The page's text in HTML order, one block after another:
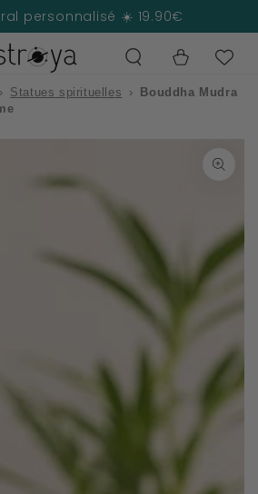
personnalisé ☀️ 19.90€
Panier
› Statues spirituelles ›
Bouddha Mudra